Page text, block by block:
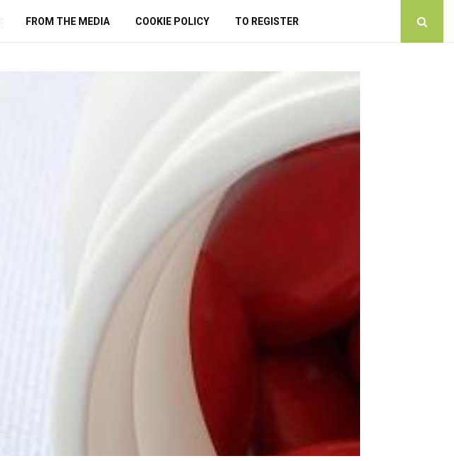
FROM THE MEDIA COOKIE POLICY TO REGISTER